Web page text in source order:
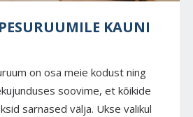
KAUNI
on osa meie kodust ning
soovime, et kõikide
sarnased välja. Ukse valikul